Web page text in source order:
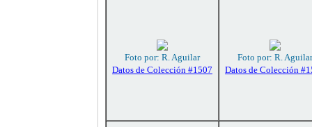
Foto por: R. Aguilar
Datos de Colección #1507
Foto por: R. Aguilar
Datos de Colección